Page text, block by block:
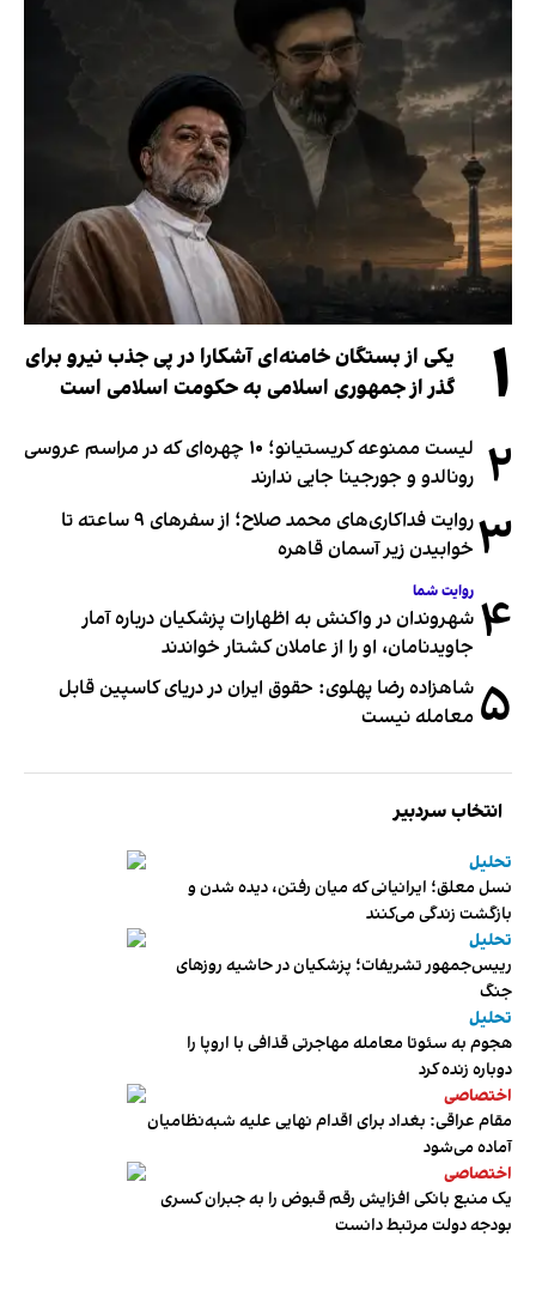
۱
یکی از بستگان خامنه‌ای آشکارا در پی جذب نیرو برای
گذر از جمهوری اسلامی به حکومت اسلامی است
۲
لیست ممنوعه کریستیانو؛ ۱۰ چهره‌ای که در مراسم عروسی
رونالدو و جورجینا جایی ندارند
۳
روایت فداکاری‌های محمد صلاح؛ از سفرهای ۹ ساعته تا
خوابیدن زیر آسمان قاهره
۴ روایت شما
شهروندان در واکنش به اظهارات پزشکیان درباره آمار
جاویدنامان، او را از عاملان کشتار خواندند
۵ شاهزاده رضا پهلوی: حقوق ایران در دریای کاسپین قابل
معامله نیست
انتخاب سردبیر
تحلیل
نسل معلق؛ ایرانیانی که میان رفتن، دیده شدن و
بازگشت زندگی می‌کنند
تحلیل
رییس‌جمهور تشریفات؛ پزشکیان در حاشیه روزهای
جنگ
تحلیل
هجوم به سئوتا معامله مهاجرتی قذافی با اروپا را
دوباره زنده کرد
اختصاصی
مقام عراقی: بغداد برای اقدام نهایی علیه شبه‌نظامیان
آماده می‌شود
اختصاصی
یک منبع بانکی افزایش رقم قبوض را به جبران کسری
بودجه دولت مرتبط دانست